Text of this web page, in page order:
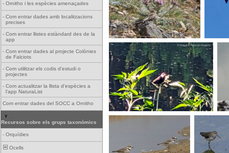
- Ornitho i les espècies amenaçades
- Com entrar dades amb localitzacions
precises
- Com entrar llistes estàndard des de la
app
- Com entrar dades al projecte Colònies
de Falciots
- Com utilitzar els codis d'estudi o
projectes
- Com actualitzar la llista d'espècies a
l'app NaturaList
Com entrar dades del SOCC a Ornitho
Recursos sobre els grups taxonòmics
- Orquídies
Ocells